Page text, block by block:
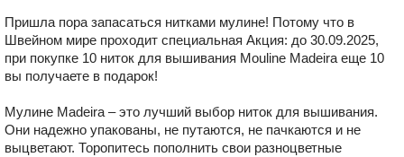
Пришла пора запасаться нитками мулине! Потому что в
Швейном мире проходит специальная Акция: до 30.09.2025,
при покупке 10 ниток для вышивания Mouline Madeira еще 10
вы получаете в подарок!
Мулине Madeira – это лучший выбор ниток для вышивания.
Они надежно упакованы, не путаются, не пачкаются и не
выцветают. Торопитесь пополнить свои разноцветные